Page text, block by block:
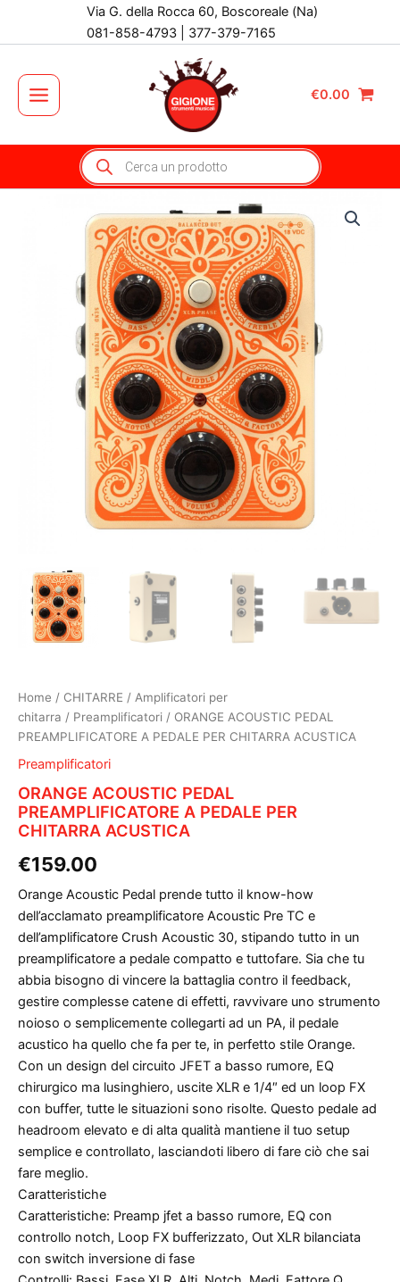
Via G. della Rocca 60, Boscoreale (Na)
081-858-4793 | 377-379-7165
Main
Menu
€0.00
Products
search
Home / CHITARRE / Amplificatori per
chitarra / Preamplificatori / ORANGE ACOUSTIC PEDAL
PREAMPLIFICATORE A PEDALE PER CHITARRA ACUSTICA
Preamplificatori
ORANGE ACOUSTIC PEDAL
PREAMPLIFICATORE A PEDALE PER
CHITARRA ACUSTICA
€159.00
Orange Acoustic Pedal prende tutto il know-how
dell’acclamato preamplificatore Acoustic Pre TC e
dell’amplificatore Crush Acoustic 30, stipando tutto in un
preamplificatore a pedale compatto e tuttofare. Sia che tu
abbia bisogno di vincere la battaglia contro il feedback,
gestire complesse catene di effetti, ravvivare uno strumento
noioso o semplicemente collegarti ad un PA, il pedale
acustico ha quello che fa per te, in perfetto stile Orange.
Con un design del circuito JFET a basso rumore, EQ
chirurgico ma lusinghiero, uscite XLR e 1/4″ ed un loop FX
con buffer, tutte le situazioni sono risolte. Questo pedale ad
headroom elevato e di alta qualità mantiene il tuo setup
semplice e controllato, lasciandoti libero di fare ciò che sai
fare meglio.
Caratteristiche
Caratteristiche: Preamp jfet a basso rumore, EQ con
controllo notch, Loop FX bufferizzato, Out XLR bilanciata
con switch inversione di fase